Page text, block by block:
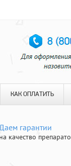
КАК ОПЛАТИТЬ
гарантии
на качество